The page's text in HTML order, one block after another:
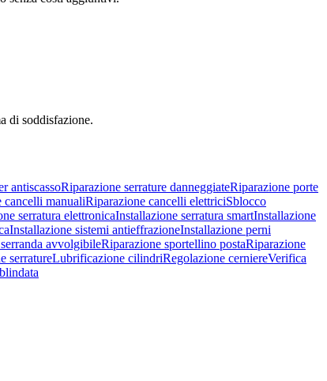
di soddisfazione.
antiscassoRiparazione serrature danneggiateRiparazione porte
cancelli manualiRiparazione cancelli elettriciSblocco
serratura elettronicaInstallazione serratura smartInstallazione
Installazione sistemi antieffrazioneInstallazione perni
avvolgibileRiparazione sportellino postaRiparazione
serratureLubrificazione cilindriRegolazione cerniereVerifica